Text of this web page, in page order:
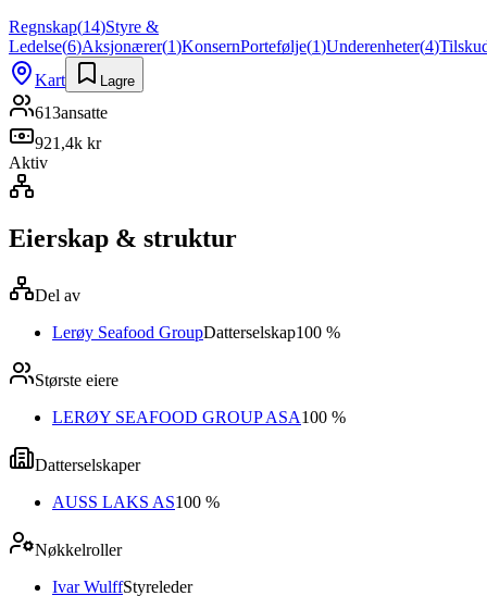
Regnskap(14)Styre &
Ledelse(6)Aksjonærer(1)KonsernPortefølje(1)Underenheter(4)
Kart
Lagre
613ansatte
921,4k kr
Aktiv
Eierskap & struktur
Del av
Lerøy Seafood GroupDatterselskap100 %
Største eiere
LERØY SEAFOOD GROUP ASA100 %
Datterselskaper
AUSS LAKS AS100 %
Nøkkelroller
Ivar WulffStyreleder